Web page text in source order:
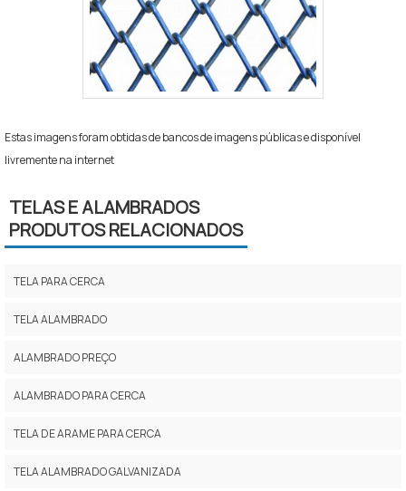
Estas imagens foram obtidas de bancos de imagens públicas e disponível
livremente na internet
TELAS E ALAMBRADOS
PRODUTOS RELACIONADOS
TELA PARA CERCA
TELA ALAMBRADO
ALAMBRADO PREÇO
ALAMBRADO PARA CERCA
TELA DE ARAME PARA CERCA
TELA ALAMBRADO GALVANIZADA